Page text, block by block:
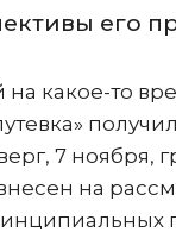
его
какое-то
7 ноября,
на